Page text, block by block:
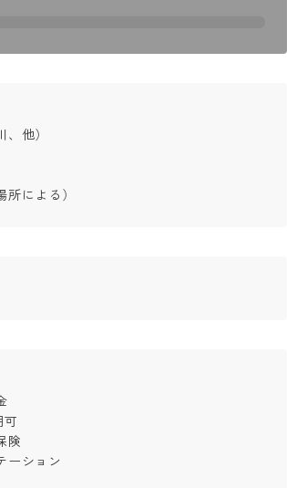
、他）
所による）
可
険
ーション